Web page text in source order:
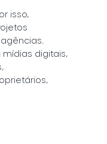
isso,
digitais,